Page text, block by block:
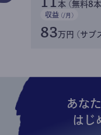
本 (無料8
収益 (/月)
83万円 (サブ
あな
はじ